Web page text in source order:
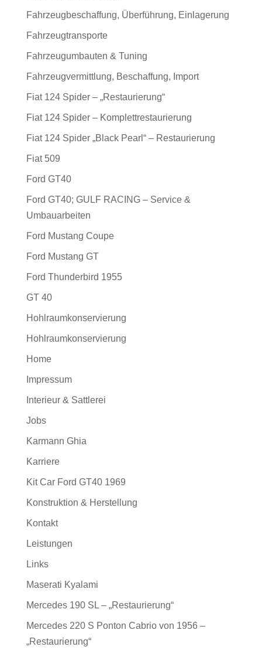
Fahrzeugbeschaffung, Überführung, Einlagerung
Fahrzeugtransporte
Fahrzeugumbauten & Tuning
Fahrzeugvermittlung, Beschaffung, Import
Fiat 124 Spider – „Restaurierung“
Fiat 124 Spider – Komplettrestaurierung
Fiat 124 Spider „Black Pearl“ – Restaurierung
Fiat 509
Ford GT40
Ford GT40; GULF RACING – Service &
Umbauarbeiten
Ford Mustang Coupe
Ford Mustang GT
Ford Thunderbird 1955
GT 40
Hohlraumkonservierung
Hohlraumkonservierung
Home
Impressum
Interieur & Sattlerei
Jobs
Karmann Ghia
Karriere
Kit Car Ford GT40 1969
Konstruktion & Herstellung
Kontakt
Leistungen
Links
Maserati Kyalami
Mercedes 190 SL – „Restaurierung“
Mercedes 220 S Ponton Cabrio von 1956 –
„Restaurierung“